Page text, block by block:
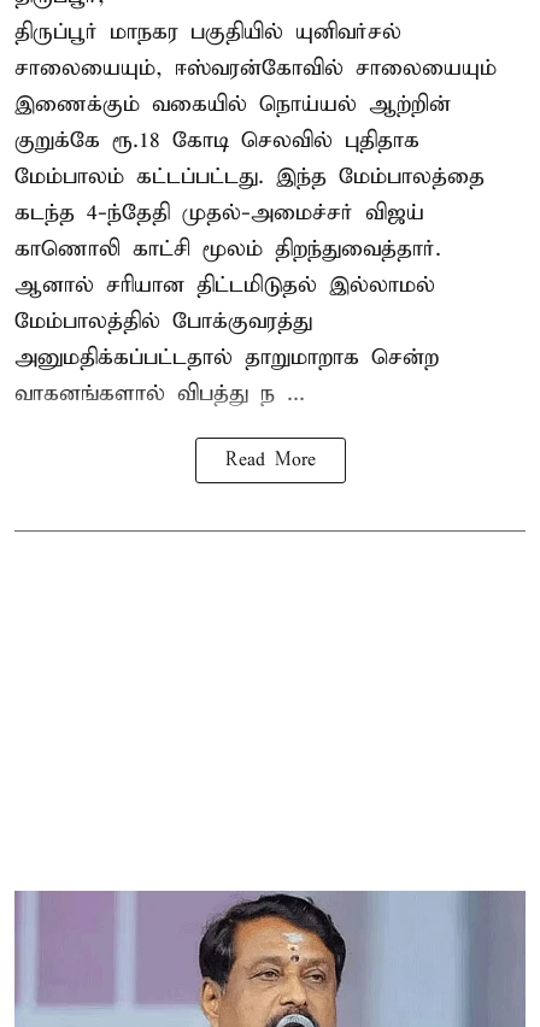
திருப்பூர் மாநகர பகுதியில் யுனிவர்சல்
சாலையையும், ஈஸ்வரன்கோவில் சாலையையும்
இணைக்கும் வகையில் நொய்யல் ஆற்றின்
குறுக்கே ரூ.18 கோடி செலவில் புதிதாக
மேம்பாலம் கட்டப்பட்டது. இந்த மேம்பாலத்தை
கடந்த 4-ந்தேதி முதல்-அமைச்சர் விஜய்
காணொலி காட்சி மூலம் திறந்துவைத்தார்.
ஆனால் சரியான திட்டமிடுதல் இல்லாமல்
மேம்பாலத்தில் போக்குவரத்து
அனுமதிக்கப்பட்டதால் தாறுமாறாக சென்ற
வாகனங்களால் விபத்து ந ...
Read More